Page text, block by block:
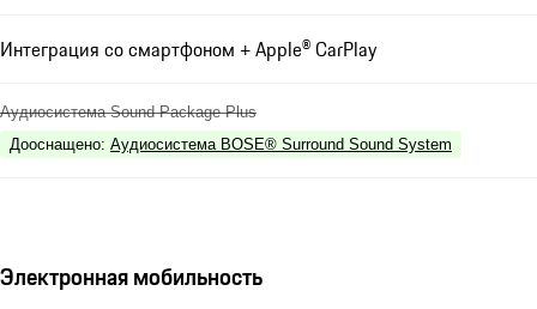
Интеграция со смартфоном + Apple® CarPlay
Аудиосистема Sound Package Plus
Дооснащено: Аудиосистема BOSE® Surround Sound System
Электронная мобильность